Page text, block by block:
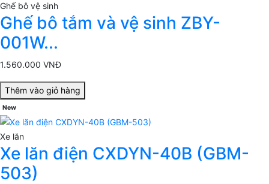
Ghế bô vệ sinh
Ghế bô tắm và vệ sinh ZBY-
001W...
1.560.000 VNĐ
Thêm vào giỏ hàng
New
Xe lăn
Xe lăn điện CXDYN-40B (GBM-
503)